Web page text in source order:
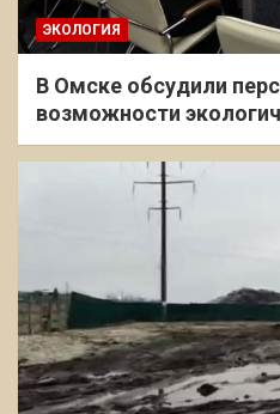
ЭКОЛОГИЯ
В Омске обсудили
возможности